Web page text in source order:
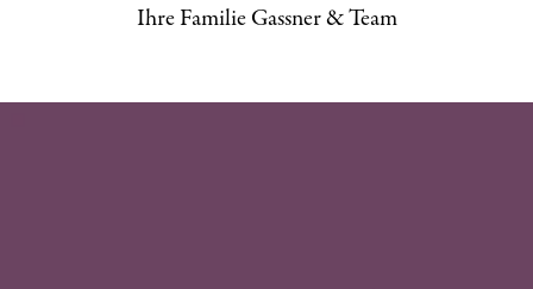
Ihre Familie Gassner & Team